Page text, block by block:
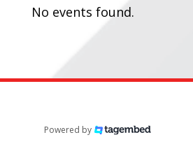
No events found.
Powered by